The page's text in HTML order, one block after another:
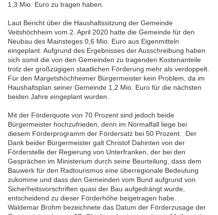
1,3 Mio. Euro zu tragen haben.
Laut Bericht über die Haushaltssitzung der Gemeinde
Veitshöchheim vom 2. April 2020 hatte die Gemeinde für den
Neubau des Mainsteges 0,6 Mio. Euro aus Eigenmitteln
eingeplant. Aufgrund des Ergebnisses der Ausschreibung haben
sich somit die von den Gemeinden zu tragenden Kostenanteile
trotz der großzügigen staatlichen Förderung mehr als verdoppelt.
Für den Margetshöchheimer Bürgermeister kein Problem, da im
Haushaltsplan seiner Gemeinde 1,2 Mio. Euro für die nächsten
beiden Jahre eingeplant wurden.
Mit der Förderquote von 70 Prozent sind jedoch beide
Bürgermeister hochzufrieden, denn im Normalfall liege bei
diesem Förderprogramm der Fördersatz bei 50 Prozent. Der
Dank beider Bürgermeister galt Christof Dahinten von der
Förderstelle der Regierung von Unterfranken, der bei den
Gesprächen im Ministerium durch seine Beurteilung, dass dem
Bauwerk für den Radtourismus eine überregionale Bedeutung
zukomme und dass den Gemeinden vom Bund aufgrund von
Sicherheitsvorschriften quasi der Bau aufgedrängt wurde,
entscheidend zu dieser Förderhöhe beigetragen habe.
Waldemar Brohm bezeichnete das Datum der Förderzusage der